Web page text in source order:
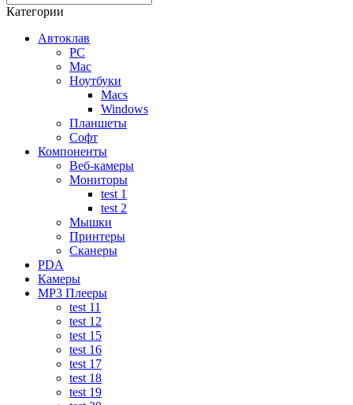
Категории
Автоклав
PC
Mac
Ноутбуки
Macs
Windows
Планшеты
Софт
Компоненты
Веб-камеры
Мониторы
test 1
test 2
Мышки
Принтеры
Сканеры
PDA
Камеры
MP3 Плееры
test 11
test 12
test 15
test 16
test 17
test 18
test 19